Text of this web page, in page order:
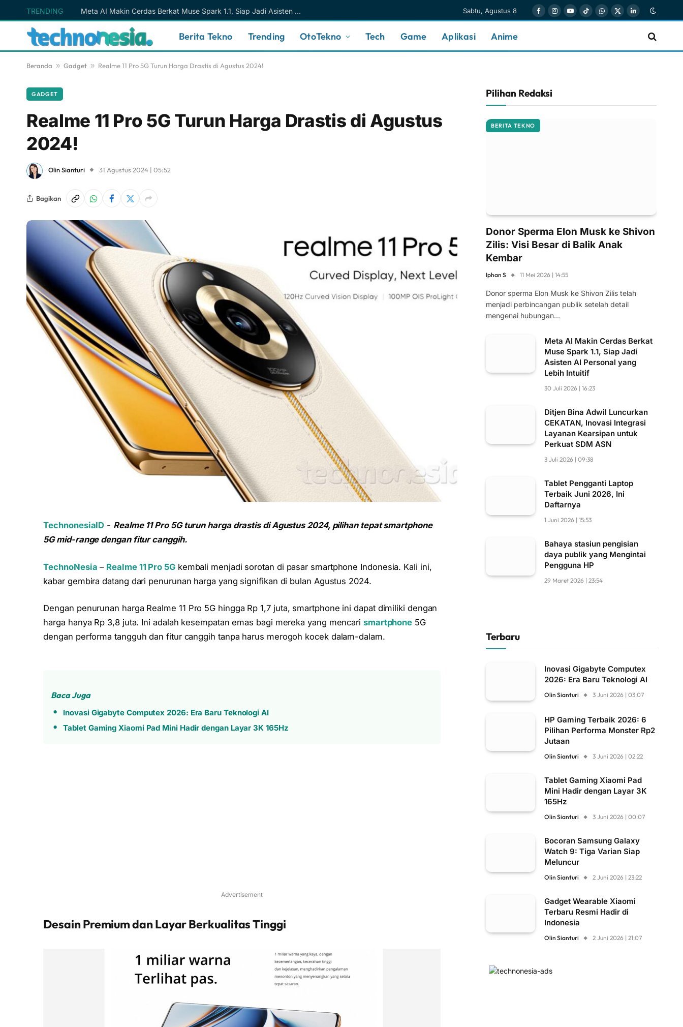
TRENDING Meta AI Makin Cerdas Berkat Muse Spark 1.1, Siap Jadi Asisten AI Personal yang Lebih Intuitif Sabtu, Agustus 8
FacebookInstagram
YouTube
TikTokWhatsApp
X
LinkedIn
Berita Tekno Trending OtoTekno Tech Game Aplikasi Anime
Beranda » Gadget » Realme 11 Pro 5G Turun Harga Drastis di Agustus 2024!
GADGET
Realme 11 Pro 5G Turun Harga Drastis di Agustus
2024!
Olin Sianturi 31 Agustus 2024 | 05:52
Bagikan
TechnonesiaID - Realme 11 Pro 5G turun harga drastis di Agustus 2024, pilihan tepat smartphone
5G mid-range dengan fitur canggih.
TechnoNesia – Realme 11 Pro 5Gkembali menjadi sorotan di pasar smartphone Indonesia. Kali ini,
kabar gembira datang dari penurunan harga yang signifikan di bulan Agustus 2024.
Dengan penurunan harga Realme 11 Pro 5G hingga Rp 1,7 juta, smartphone ini dapat dimiliki dengan
harga hanya Rp 3,8 juta. Ini adalah kesempatan emas bagi mereka yang mencari smartphone 5G
dengan performa tangguh dan fitur canggih tanpa harus merogoh kocek dalam-dalam.
Baca Juga
Inovasi Gigabyte Computex 2026: Era Baru Teknologi AI
Tablet Gaming Xiaomi Pad Mini Hadir dengan Layar 3K 165Hz
Advertisement
Desain Premium dan Layar Berkualitas Tinggi
Pilihan Redaksi
BERITA TEKNO
Donor Sperma Elon Musk ke Shivon
Zilis: Visi Besar di Balik Anak
Kembar
Iphan S 11 Mei 2026 | 14:55
Donor sperma Elon Musk ke Shivon Zilis telah
menjadi perbincangan publik setelah detail
mengenai hubungan…
Meta AI Makin Cerdas Berkat
Muse Spark 1.1, Siap Jadi
Asisten AI Personal yang
Lebih Intuitif
30 Juli 2026 | 16:23
Ditjen Bina Adwil Luncurkan
CEKATAN, Inovasi Integrasi
Layanan Kearsipan untuk
Perkuat SDM ASN
3 Juli 2026 | 09:38
Tablet Pengganti Laptop
Terbaik Juni 2026, Ini
Daftarnya
1 Juni 2026 | 15:53
Bahaya stasiun pengisian
daya publik yang Mengintai
Pengguna HP
29 Maret 2026 | 23:54
Terbaru
Inovasi Gigabyte Computex
2026: Era Baru Teknologi AI
Olin Sianturi 3 Juni 2026 | 03:07
HP Gaming Terbaik 2026: 6
Pilihan Performa Monster Rp2
Jutaan
Olin Sianturi 3 Juni 2026 | 02:22
Tablet Gaming Xiaomi Pad
Mini Hadir dengan Layar 3K
165Hz
Olin Sianturi 3 Juni 2026 | 00:07
Bocoran Samsung Galaxy
Watch 9: Tiga Varian Siap
Meluncur
Olin Sianturi 2 Juni 2026 | 23:22
Gadget Wearable Xiaomi
Terbaru Resmi Hadir di
Indonesia
Olin Sianturi 2 Juni 2026 | 21:07